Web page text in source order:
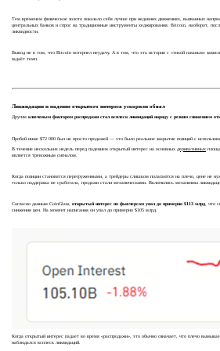
Тем временем физическое золото показало себя лучше при недавних движениях, вызванных
центральных банков и спрос на традиционные инструменты хеджирования. Bitcoin, наоборот,
ликвидности.
Вывод не в том, что Bitcoin потерпел неудачу. А в том, что эта история с «тихой гаванью»
задаёт темп.
Ликвидации и падение открытого интереса ускорили обвал
Другим ключевым фактором распродажи стал всплеск ликвидаций наряду с резким снижением
Пробой ниже $72 000 был не просто продажей — это было реальное закрытие позиций с
В течение нескольких недель перед падением открытый интерес на основных деривативных
является тревожным сигналом.
Когда позиции становятся перегруженными, а трейдеры слишком полагаются на плечо, цене не
только поддержка не сработала, продажи стали механическими. Включились механизмы
Согласно данным CoinGlass, открытый интерес по фьючерсам упал до примерно $113 млрд, что
снижения цен. На момент написания он упал до примерно $105 млрд.
Когда открытый интерес падает во время «распродажи», это обычно означает, что плечо
наблюдался всплеск ликвидаций.